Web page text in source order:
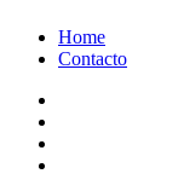
Home
Contacto